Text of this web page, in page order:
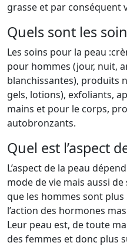
grasse et par conséquent
Quels sont les
Les soins pour la peau
pour hommes (jour, nuit,
blanchissantes), produits
gels, lotions), exfoliants,
mains et pour le corps,
autobronzants.
Quel est l’aspect
L’aspect de la peau
mode de vie mais aussi
que les hommes sont
l’action des hormones
Leur peau est, de toute
des femmes et donc plus